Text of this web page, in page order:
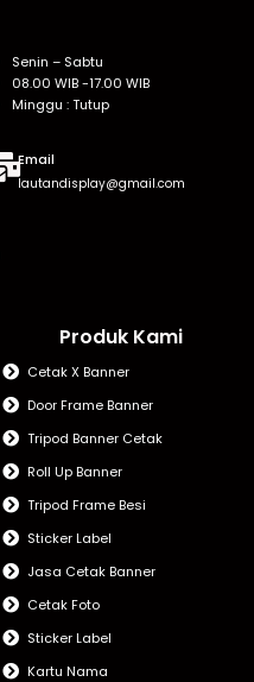
Senin – Sabtu
08.00 WIB -17.00 WIB
Minggu : Tutup
Email
lautandisplay@gmail.com
Produk Kami
Cetak X Banner
Door Frame Banner
Tripod Banner Cetak
Roll Up Banner
Tripod Frame Besi
Sticker Label
Jasa Cetak Banner
Cetak Foto
Sticker Label
Kartu Nama